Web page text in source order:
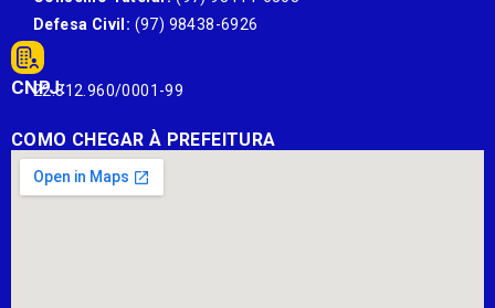
Defesa Civil: (97) 98438-6926
CNPJ:
22.812.960/0001-99
COMO CHEGAR À PREFEITURA